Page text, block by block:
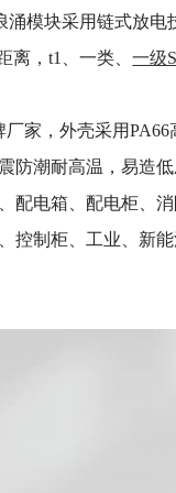
模块采用链式放
离，t1、一类、一级
家，外壳采用PA66
防潮耐高温，易造
配电箱、配电柜、
控制柜、工业、新